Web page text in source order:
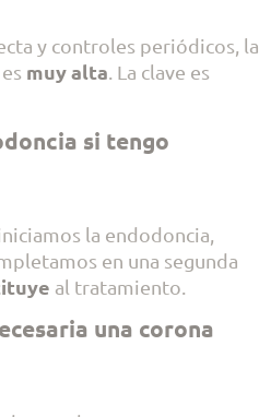
y controles periódicos, la
muy alta. La clave es
si tengo
la endodoncia,
en una segunda
al tratamiento.
una corona